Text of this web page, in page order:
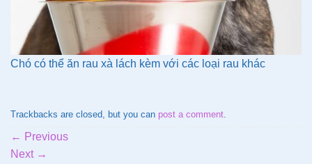
Chó có thể ăn rau xà lách kèm với các loại rau khác
Trackbacks are closed, but you can post a comment.
← Previous
Next →